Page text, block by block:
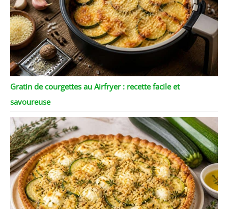
Gratin de courgettes au Airfryer : recette facile et
savoureuse